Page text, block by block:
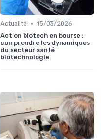
Actualité • 15/03/2026
Action biotech en bourse :
comprendre les dynamiques
du secteur santé
biotechnologie